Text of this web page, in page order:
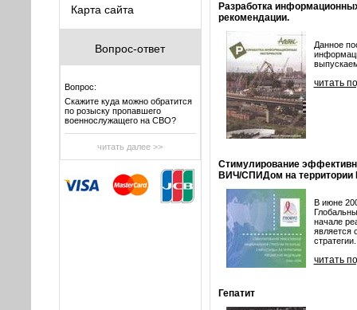
Карта сайта
Вопрос-ответ
Вопрос:
Скажите куда можно обратится
по розыску пропавшего
военнослужащего на СВО?
читать далее >>
Разработка
рекомендации.
Данное
читать
Стимулирование
ВИЧ/СПИДом на территории
В июне
начале
является
читать
Гепатит